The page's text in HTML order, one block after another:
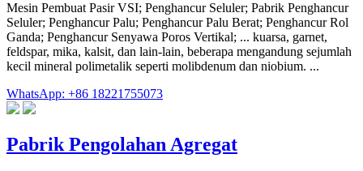
Mesin Pembuat Pasir VSI; Penghancur Seluler; Pabrik Penghancur
Seluler; Penghancur Palu; Penghancur Palu Berat; Penghancur Rol
Ganda; Penghancur Senyawa Poros Vertikal; ... kuarsa, garnet,
feldspar, mika, kalsit, dan lain-lain, beberapa mengandung sejumlah
kecil mineral polimetalik seperti molibdenum dan niobium. ...
WhatsApp: +86 18221755073
Pabrik Pengolahan Agregat